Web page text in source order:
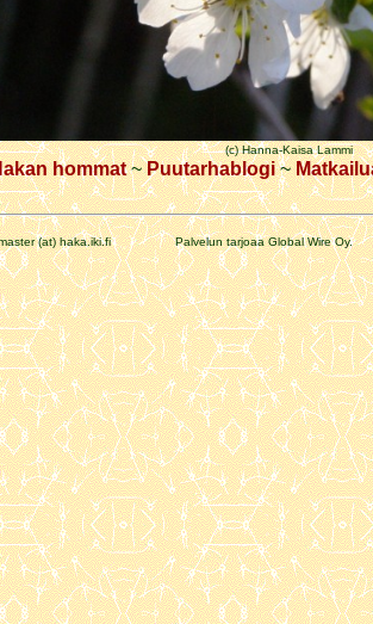
(c) Hanna-Kaisa Lammi
hommat~Puutarhablogi~
(at) haka.iki.fi Palvelun tarjoaa Global Wire Oy.